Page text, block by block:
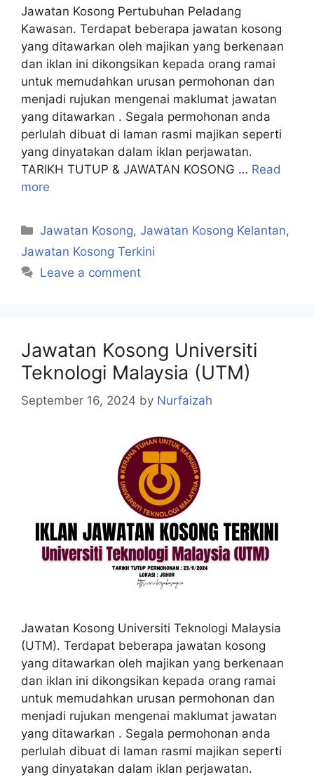
Jawatan Kosong Pertubuhan Peladang
Kawasan. Terdapat beberapa jawatan kosong
yang ditawarkan oleh majikan yang berkenaan
dan iklan ini dikongsikan kepada orang ramai
untuk memudahkan urusan permohonan dan
menjadi rujukan mengenai maklumat jawatan
yang ditawarkan . Segala permohonan anda
perlulah dibuat di laman rasmi majikan seperti
yang dinyatakan dalam iklan perjawatan.
TARIKH TUTUP & JAWATAN KOSONG … Read
more
Categories
Jawatan Kosong,Jawatan Kosong Kelantan,
Jawatan Kosong Terkini
Leave a comment
Jawatan Kosong Universiti
Teknologi Malaysia (UTM)
September 16, 2024 by Nurfaizah
Jawatan Kosong Universiti Teknologi Malaysia
(UTM). Terdapat beberapa jawatan kosong
yang ditawarkan oleh majikan yang berkenaan
dan iklan ini dikongsikan kepada orang ramai
untuk memudahkan urusan permohonan dan
menjadi rujukan mengenai maklumat jawatan
yang ditawarkan . Segala permohonan anda
perlulah dibuat di laman rasmi majikan seperti
yang dinyatakan dalam iklan perjawatan.